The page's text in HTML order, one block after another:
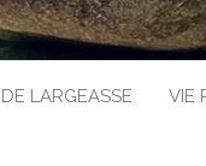
LARGEASSE VIE